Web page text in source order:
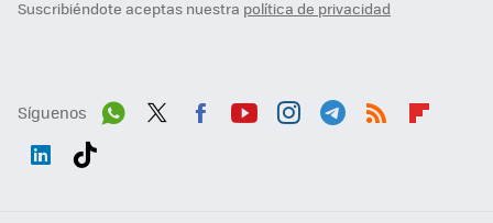
Suscribiéndote aceptas nuestra política de privacidad
Síguenos